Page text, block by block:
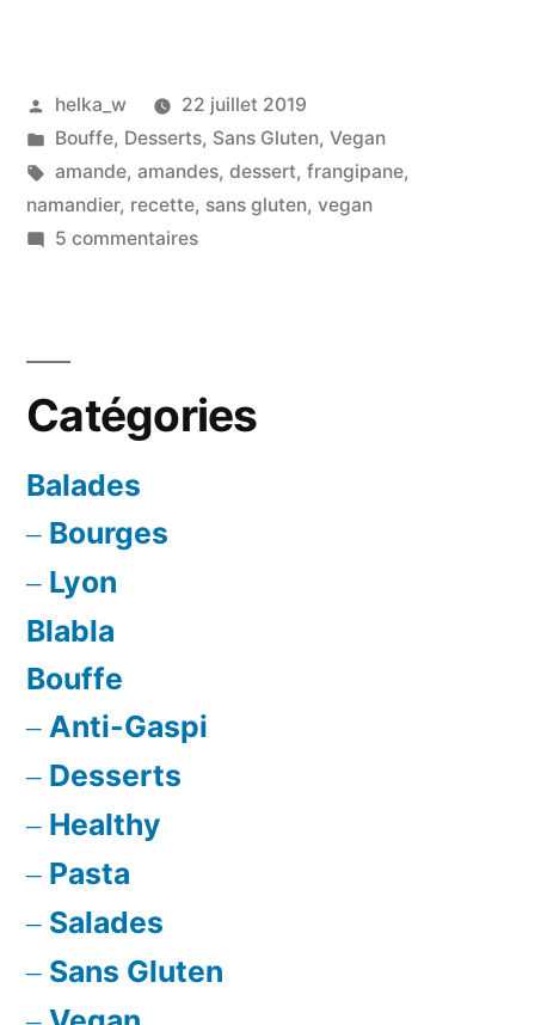
ultra
simple,
rapide
! »
Publié
par
helka_w
22 juillet 2019
Publié
dans
Bouffe, Desserts, Sans Gluten, Vegan
Étiquettes :
amande, amandes, dessert, frangipane,
namandier, recette, sans gluten, vegan
5 commentairessur
simple,
rapide
Catégories
Balades
Bourges
Lyon
Blabla
Bouffe
Anti-Gaspi
Desserts
Healthy
Pasta
Salades
Sans Gluten